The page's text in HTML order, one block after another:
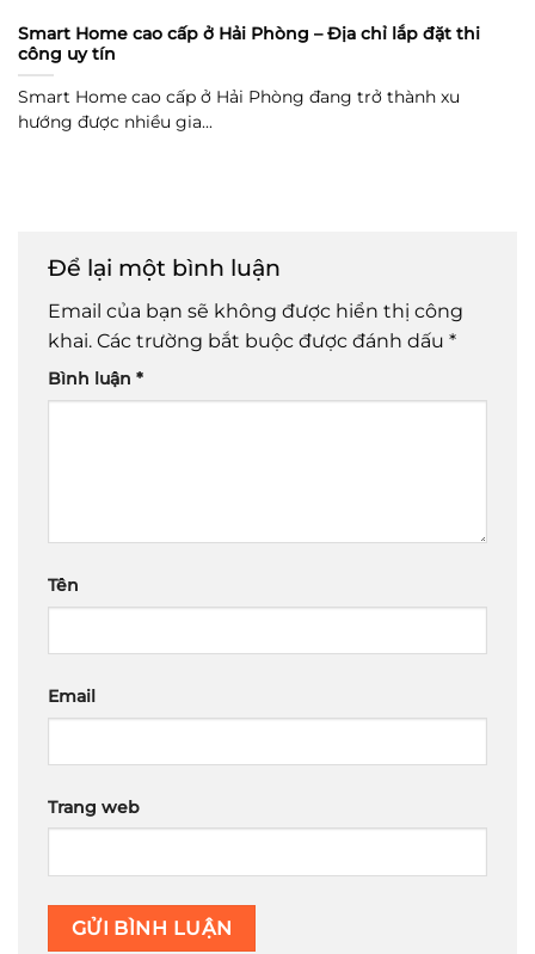
Smart Home cao cấp ở Hải Phòng – Địa chỉ lắp đặt thi
công uy tín
Smart Home cao cấp ở Hải Phòng đang trở thành xu
hướng được nhiều gia...
Để lại một bình luận
Email của bạn sẽ không được hiển thị công
khai. Các trường bắt buộc được đánh dấu *
Bình luận *
Tên
Email
Trang web